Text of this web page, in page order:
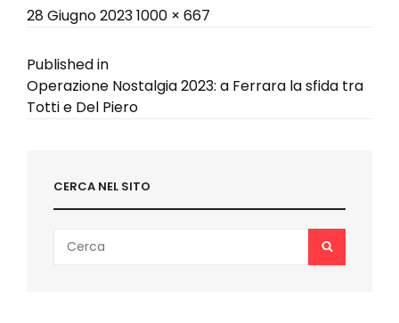
Posted
28 Giugno 2023Full
1000 × 667
Navigazione
articoli
Published in
Operazione Nostalgia 2023: a Ferrara la sfida tra
Totti e Del Piero
CERCA NEL SITO
for:
SEARCH